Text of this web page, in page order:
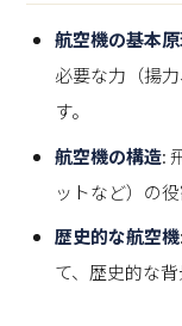
航空機の基本
必要な力（揚
す。
航空機の構造:
ットなど）の
歴史的な航空機
て、歴史的な